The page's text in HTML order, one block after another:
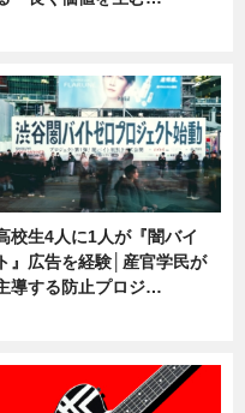
校生4人に1人が『闇バイ
ト』広告を経験│産官学民が
導する防止プロジ…